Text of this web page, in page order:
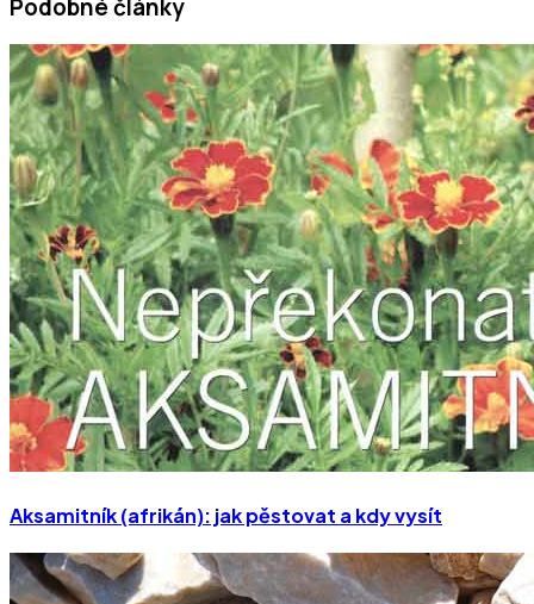
Podobné články
Aksamitník (afrikán): jak pěstovat a kdy vysít